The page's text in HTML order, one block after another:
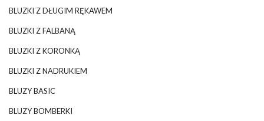
BLUZKI Z DŁUGIM RĘKAWEM
BLUZKI Z FALBANĄ
BLUZKI Z KORONKĄ
BLUZKI Z NADRUKIEM
BLUZY BASIC
BLUZY BOMBERKI